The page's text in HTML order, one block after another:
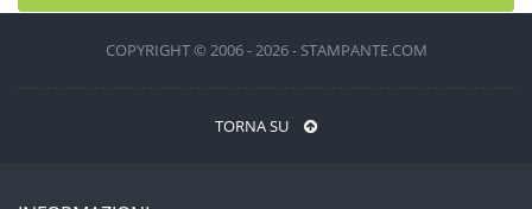
COPYRIGHT © 2006 - 2026 - STAMPANTE.COM
TORNA SU